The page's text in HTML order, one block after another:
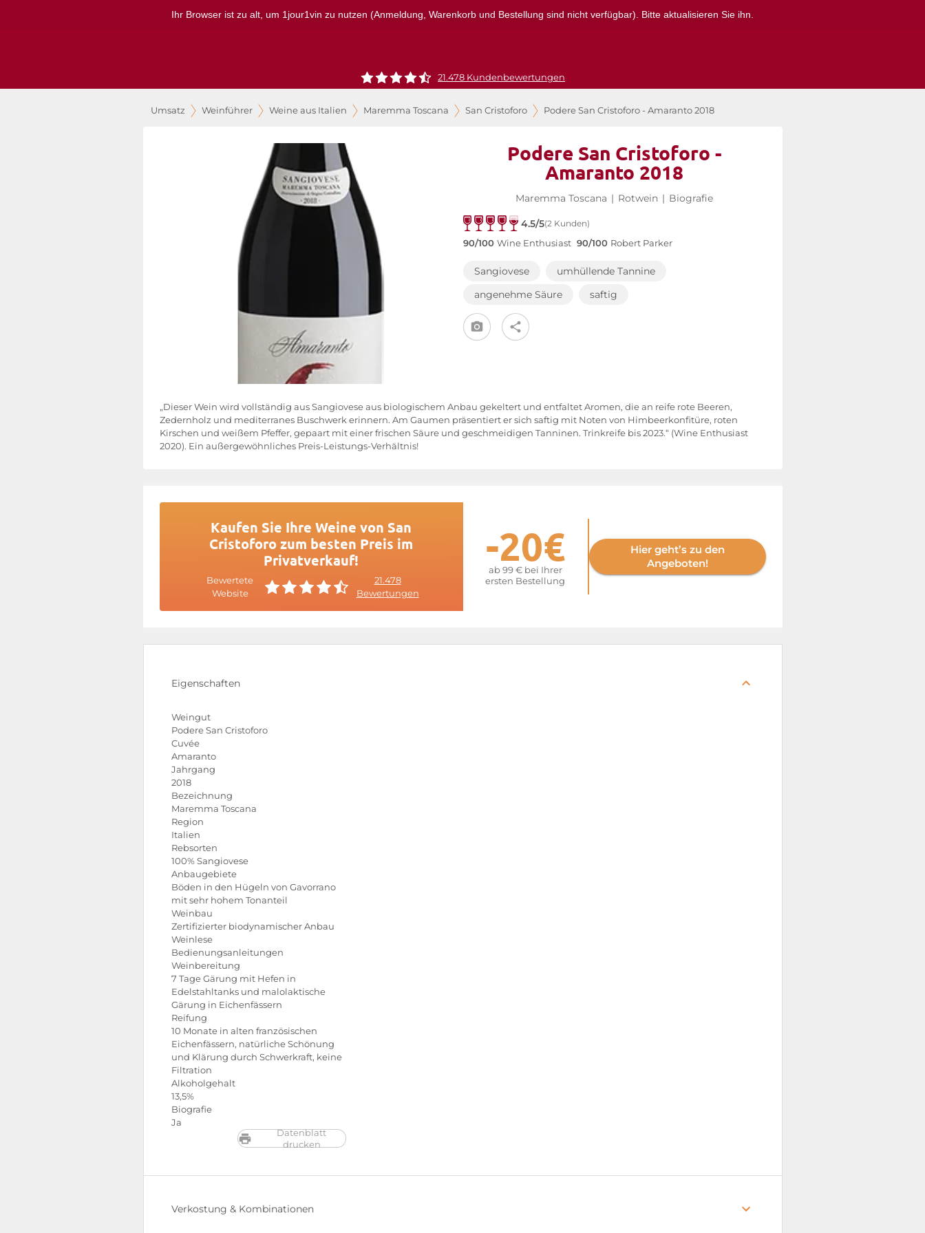
Ihr Browser ist zu alt, um 1jour1vin zu nutzen (Anmeldung, Warenkorb und Bestellung sind nicht verfügbar). Bitte aktualisieren Sie ihn.
21.478 Kundenbewertungen
Umsatz Weinführer Weine aus Italien Maremma Toscana San Cristoforo Podere San Cristoforo - Amaranto 2018
Podere San Cristoforo -
Amaranto 2018
Maremma Toscana | Rotwein | Biografie
4.5/5(2 Kunden)
90/100 Wine Enthusiast 90/100 Robert Parker
Sangiovese
umhüllende Tannine
angenehme Säure
saftig
„Dieser Wein wird vollständig aus Sangiovese aus biologischem Anbau gekeltert und entfaltet Aromen, die an reife rote Beeren,
Zedernholz und mediterranes Buschwerk erinnern. Am Gaumen präsentiert er sich saftig mit Noten von Himbeerkonfitüre, roten
Kirschen und weißem Pfeffer, gepaart mit einer frischen Säure und geschmeidigen Tanninen. Trinkreife bis 2023.“ (Wine Enthusiast
2020). Ein außergewöhnliches Preis-Leistungs-Verhältnis!
Kaufen Sie Ihre Weine von San
Cristoforo zum besten Preis im
Privatverkauf!
Bewertete
Website
21.478
Bewertungen
-20€
ab 99 € bei Ihrer
ersten Bestellung
Hier geht’s zu den
Angeboten!
Eigenschaften
Weingut
Podere San Cristoforo
Cuvée
Amaranto
Jahrgang
2018
Bezeichnung
Maremma Toscana
Region
Italien
Rebsorten
100% Sangiovese
Anbaugebiete
Böden in den Hügeln von Gavorrano
mit sehr hohem Tonanteil
Weinbau
Zertifizierter biodynamischer Anbau
Weinlese
Bedienungsanleitungen
Weinbereitung
7 Tage Gärung mit Hefen in
Edelstahltanks und malolaktische
Gärung in Eichenfässern
Reifung
10 Monate in alten französischen
Eichenfässern, natürliche Schönung
und Klärung durch Schwerkraft, keine
Filtration
Alkoholgehalt
13,5%
Biografie
Ja
Datenblatt
drucken
Verkostung & Kombinationen